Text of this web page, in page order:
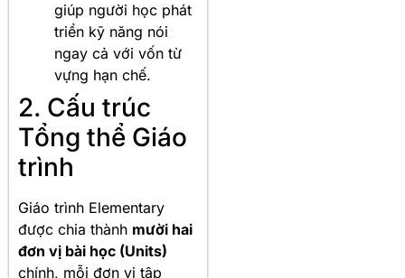
giúp người học phát
triển kỹ năng nói
ngay cả với vốn từ
vựng hạn chế.
2. Cấu trúc
Tổng thể Giáo
trình
Giáo trình Elementary
được chia thành mười hai
đơn vị bài học (Units)
chính, mỗi đơn vị tập